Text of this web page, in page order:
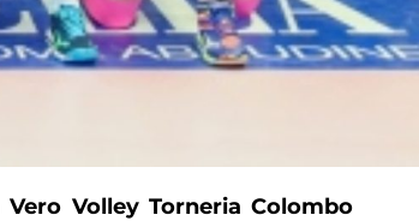
Vero Volley Torneria Colombo